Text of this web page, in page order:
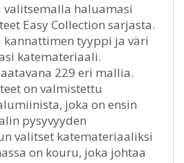
valitsemalla haluamasi
Easy Collection sarjasta.
tyyppi ja väri
katemateriaali.
229 eri mallia.
on valmistettu
joka on ensin
pysyvyyden
valitset katemateriaaliksi
on kouru, joka johtaa